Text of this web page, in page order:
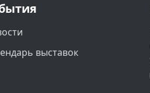
выставок